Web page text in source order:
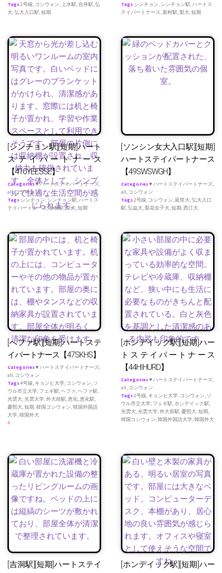
Tags2号線, コシウォン, 上水駅,合井駅,弘
大,弘大入口駅,短期
Tags シンチョン, シンチョン駅,ハートス
テイパートナース,新村駅,梨大,短期
[シンチョン駅][短期]ハート
ステイパートナース
【410YEESSE】
Categories♥ ハートステイパートナーズ,
all,コシウォン
Tags シンチョン, シンチョン駅,ハートス
テイパートナース,新村駅,梨大,短期
[ソンシン女大入口駅][短期]
ハートステイパートナース
【49SWSWGH】
Categories♥ ハートステイパートナーズ,
all, コシウォン
Tags2号線, コシウォン,延世大,弘大入口
駅,弘益大,梨花女子大,短期,西江大
[へファ駅][短期]ハートステ
イパートナース【47SKHS】
Categories♥ ハートステイパートナーズ,
all, コシウォン
Tags4号線, キョンヒ大学, コシウォン, ソ
ウル市立大学, フェギ駅,ヘファ,ヘファ駅,
光雲大,光雲大学,外大前駅,恵化,恵化駅,
慶熙大,短期,韓国コシウォン,韓国外国語
大学,韓国外大
4
[ホンデイック駅][短期]ハー
トステイパートナース
【44HIHURD】
Categories♥ ハートステイパートナーズ,
all, コシウォン
Tags2号線, キョンヒ大学, コシウォン, ソ
ウル市立大学, フェギ駅,ホンデイック駅,
光雲大,光雲大学,外大前駅, 慶熙大,短期,
韓国コシウォン,韓国外国語大学,韓国外大
[吉洞駅][短期]ハートステイ
[ホンデイック駅][短期]ハー